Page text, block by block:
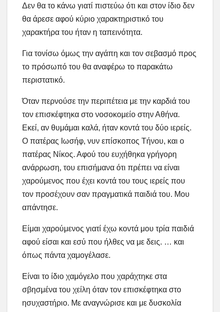
Δεν θα το κάνω γιατί πιστεύω ότι και στον ίδιο δεν
θα άρεσε αφού κύριο χαρακτηριστικό του
χαρακτήρα του ήταν η ταπεινότητα.
Για τονίσω όμως την αγάπη και τον σεβασμό προς
το πρόσωπό του θα αναφέρω το παρακάτω
περιστατικό.
Όταν περνούσε την περιπέτεια με την καρδιά του
τον επισκέφτηκα στο νοσοκομείο στην Αθήνα.
Εκεί, αν θυμάμαι καλά, ήταν κοντά του δύο ιερείς.
Ο πατέρας Ιωσήφ, νυν επίσκοπος Τήνου, και ο
πατέρας Νίκος. Αφού του ευχήθηκα γρήγορη
ανάρρωση, του επισήμανα ότι πρέπει να είναι
χαρούμενος που έχει κοντά του τους ιερείς που
τον προσέχουν σαν πραγματικά παιδιά του. Μου
απάντησε.
Είμαι χαρούμενος γιατί έχω κοντά μου τρία παιδιά
αφού είσαι και εσύ που ήλθες να με δεις. … και
όπως πάντα χαμογέλασε.
Είναι το ίδιο χαμόγελο που χαράχτηκε στα
σβησμένα του χείλη όταν τον επισκέφτηκα στο
ησυχαστήριο. Με αναγνώρισε και με δυσκολία